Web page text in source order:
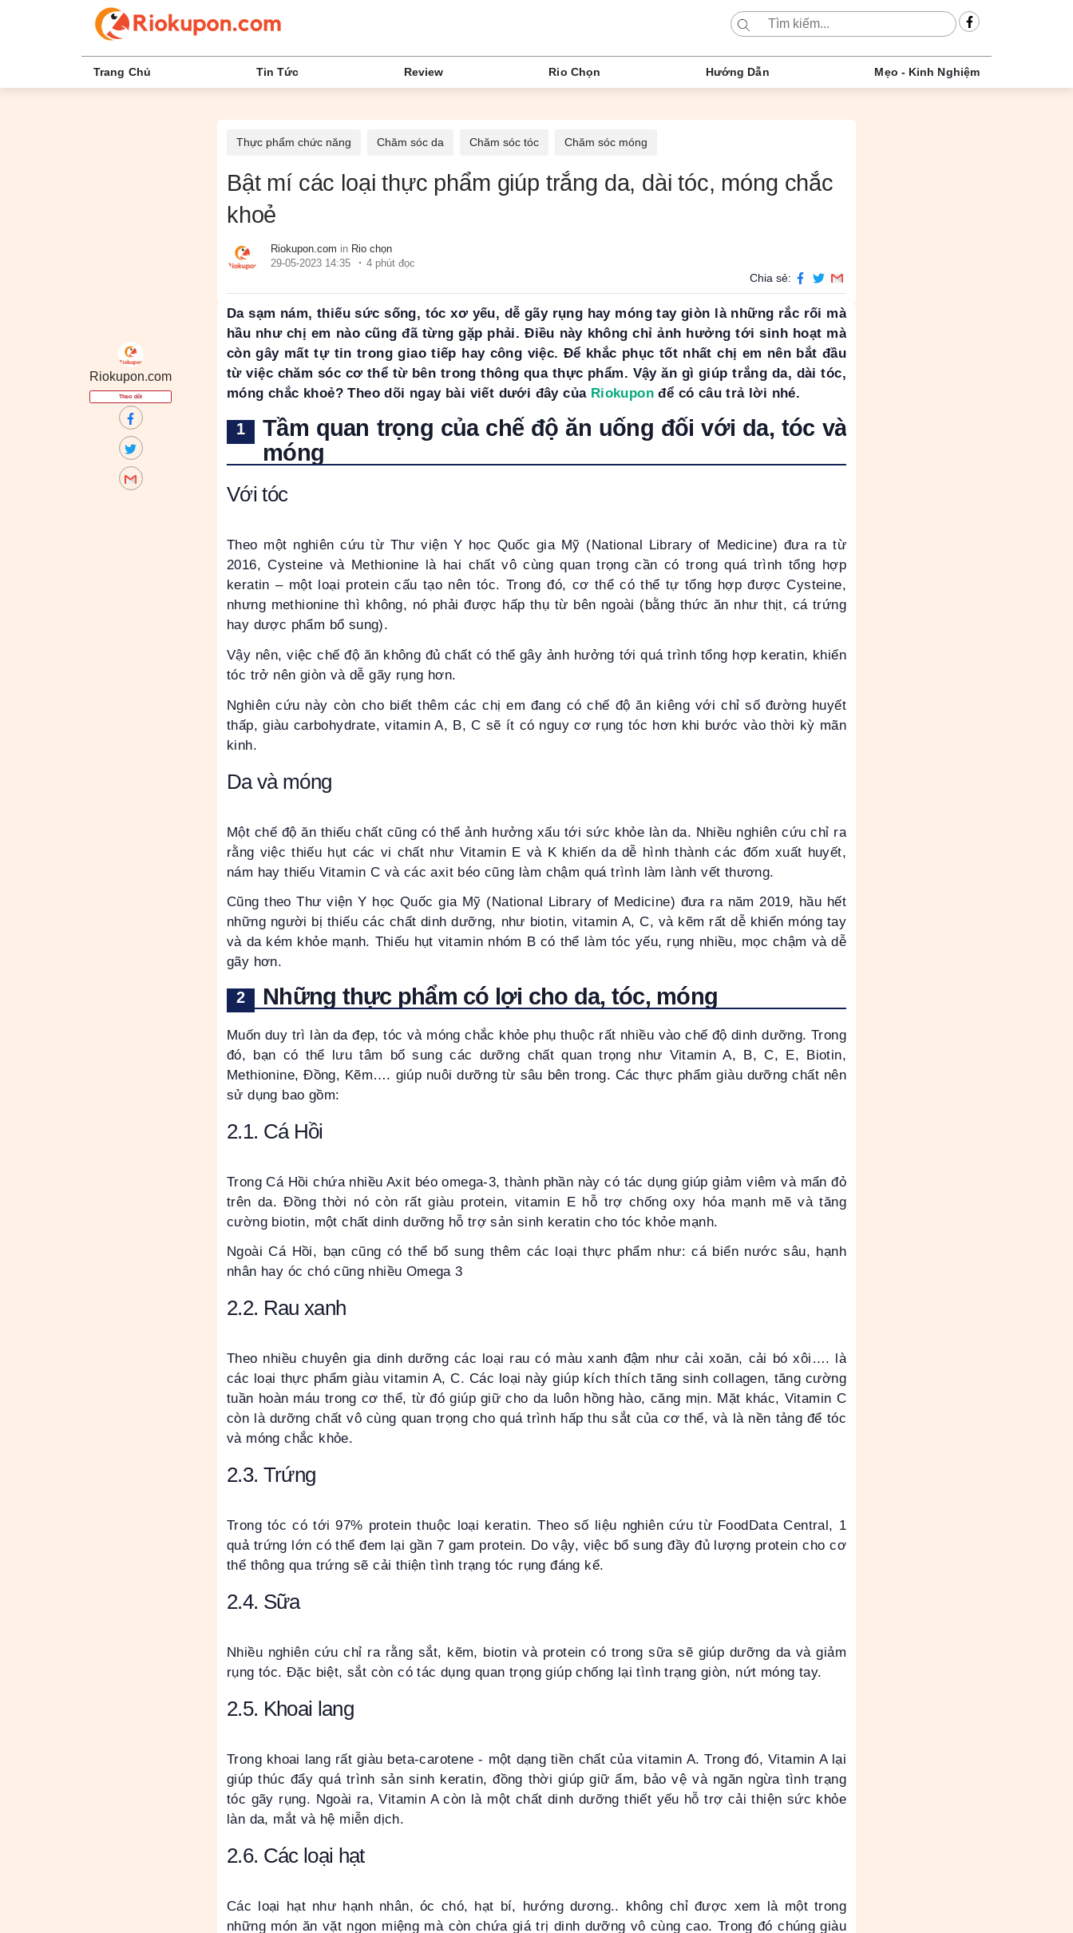
Trang Chủ Tin Tức Review Rio Chọn Hướng Dẫn Mẹo - Kinh Nghiệm
Thực phẩm chức năng Chăm sóc da Chăm sóc tóc Chăm sóc móng
Bật mí các loại thực phẩm giúp trắng da, dài tóc, móng chắc
khoẻ
Riokupon.com in Rio chọn
29-05-2023 14:35
4 phút đọc
Chia sẻ:
Riokupon.com
Theo dõi
Da sạm nám, thiếu sức sống, tóc xơ yếu, dễ gãy rụng hay móng tay giòn là những rắc rối mà
hầu như chị em nào cũng đã từng gặp phải. Điều này không chỉ ảnh hưởng tới sinh hoạt mà
còn gây mất tự tin trong giao tiếp hay công việc. Để khắc phục tốt nhất chị em nên bắt đầu
từ việc chăm sóc cơ thể từ bên trong thông qua thực phẩm. Vậy ăn gì giúp trắng da, dài tóc,
móng chắc khoẻ? Theo dõi ngay bài viết dưới đây của Riokupon để có câu trả lời nhé.
Tầm quan trọng của chế độ ăn uống đối với da, tóc và
móng
Với tóc
Theo một nghiên cứu từ Thư viện Y học Quốc gia Mỹ (National Library of Medicine) đưa ra từ
2016, Cysteine ​​và Methionine là hai chất vô cùng quan trọng cần có trong quá trình tổng hợp
keratin – một loại protein cấu tạo nên tóc. Trong đó, cơ thể có thể tự tổng hợp được Cysteine,
nhưng methionine thì không, nó phải được hấp thụ từ bên ngoài (bằng thức ăn như thịt, cá trứng
hay dược phẩm bổ sung).
Vậy nên, việc chế độ ăn không đủ chất có thể gây ảnh hưởng tới quá trình tổng hợp keratin, khiến
tóc trở nên giòn và dễ gãy rụng hơn.
Nghiên cứu này còn cho biết thêm các chị em đang có chế độ ăn kiêng với chỉ số đường huyết
thấp, giàu carbohydrate, vitamin A, B, C sẽ ít có nguy cơ rụng tóc hơn khi bước vào thời kỳ mãn
kinh.
Da và móng
Một chế độ ăn thiếu chất cũng có thể ảnh hưởng xấu tới sức khỏe làn da. Nhiều nghiên cứu chỉ ra
rằng việc thiếu hụt các vi chất như Vitamin E và K khiến da dễ hình thành các đốm xuất huyết,
nám hay thiếu Vitamin C và các axit béo cũng làm chậm quá trình làm lành vết thương.
Cũng theo Thư viện Y học Quốc gia Mỹ (National Library of Medicine) đưa ra năm 2019, hầu hết
những người bị thiếu các chất dinh dưỡng, như biotin, vitamin A, C, và kẽm rất dễ khiến móng tay
và da kém khỏe mạnh. Thiếu hụt vitamin nhóm B có thể làm tóc yếu, rụng nhiều, mọc chậm và dễ
gãy hơn.
Những thực phẩm có lợi cho da, tóc, móng
Muốn duy trì làn da đẹp, tóc và móng chắc khỏe phụ thuộc rất nhiều vào chế độ dinh dưỡng. Trong
đó, bạn có thể lưu tâm bổ sung các dưỡng chất quan trọng như Vitamin A, B, C, E, Biotin,
Methionine, Đồng, Kẽm…. giúp nuôi dưỡng từ sâu bên trong. Các thực phẩm giàu dưỡng chất nên
sử dụng bao gồm:
2.1. Cá Hồi
Trong Cá Hồi chứa nhiều Axit béo omega-3, thành phần này có tác dụng giúp giảm viêm và mẩn đỏ
trên da. Đồng thời nó còn rất giàu protein, vitamin E hỗ trợ chống oxy hóa mạnh mẽ và tăng
cường biotin, một chất dinh dưỡng hỗ trợ sản sinh keratin cho tóc khỏe mạnh.
Ngoài Cá Hồi, bạn cũng có thể bổ sung thêm các loại thực phẩm như: cá biển nước sâu, hạnh
nhân hay óc chó cũng nhiều Omega 3
2.2. Rau xanh
Theo nhiều chuyên gia dinh dưỡng các loại rau có màu xanh đậm như cải xoăn, cải bó xôi…. là
các loại thực phẩm giàu vitamin A, C. Các loại này giúp kích thích tăng sinh collagen, tăng cường
tuần hoàn máu trong cơ thể, từ đó giúp giữ cho da luôn hồng hào, căng mịn. Mặt khác, Vitamin C
còn là dưỡng chất vô cùng quan trọng cho quá trình hấp thu sắt của cơ thể, và là nền tảng để tóc
và móng chắc khỏe.
2.3. Trứng
Trong tóc có tới 97% protein thuộc loại keratin. Theo số liệu nghiên cứu từ FoodData Central, 1
quả trứng lớn có thể đem lại gần 7 gam protein. Do vậy, việc bổ sung đầy đủ lượng protein cho cơ
thể thông qua trứng sẽ cải thiện tình trạng tóc rụng đáng kể.
2.4. Sữa
Nhiều nghiên cứu chỉ ra rằng sắt, kẽm, biotin và protein có trong sữa sẽ giúp dưỡng da và giảm
rụng tóc. Đặc biệt, sắt còn có tác dụng quan trọng giúp chống lại tình trạng giòn, nứt móng tay.
2.5. Khoai lang
Trong khoai lang rất giàu beta-carotene - một dạng tiền chất của vitamin A. Trong đó, Vitamin A lại
giúp thúc đẩy quá trình sản sinh keratin, đồng thời giúp giữ ẩm, bảo vệ và ngăn ngừa tình trạng
tóc gãy rụng. Ngoài ra, Vitamin A còn là một chất dinh dưỡng thiết yếu hỗ trợ cải thiện sức khỏe
làn da, mắt và hệ miễn dịch.
2.6. Các loại hạt
Các loại hạt như hạnh nhân, óc chó, hạt bí, hướng dương.. không chỉ được xem là một trong
những món ăn vặt ngon miệng mà còn chứa giá trị dinh dưỡng vô cùng cao. Trong đó chúng giàu